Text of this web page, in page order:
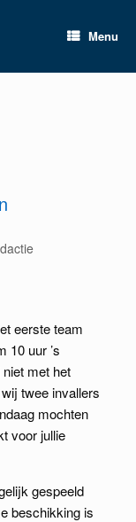
Menu
eerste team
10 uur ’s
met het
twee invallers
mochten
voor jullie
gespeeld
beschikking is